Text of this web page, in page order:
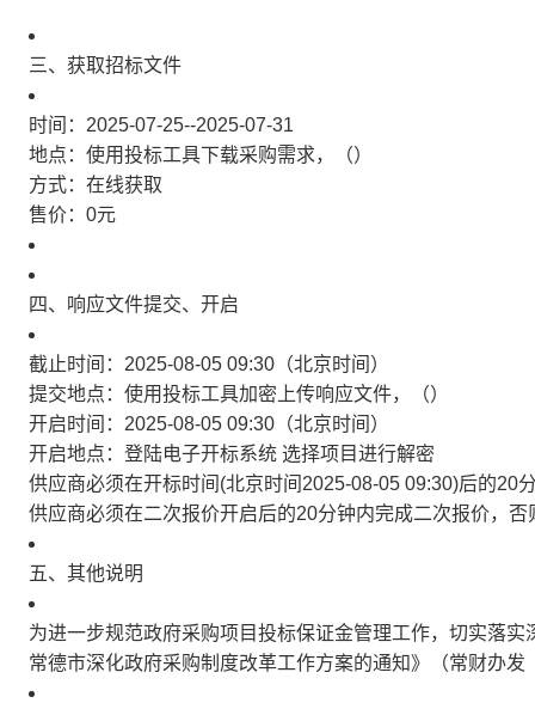
三、获取招标文件
时间：2025-07-25--2025-07-31
地点：使用投标工具下载采购需求，（）
方式：在线获取
售价：0元
四、响应文件提交、开启
截止时间：2025-08-05 09:30（北京时间）
提交地点：使用投标工具加密上传响应文件，（）
开启时间：2025-08-05 09:30（北京时间）
开启地点：登陆电子开标系统 选择项目进行解密
供应商必须在开标时间(北京时间2025-08-05 09:30)后的20
供应商必须在二次报价开启后的20分钟内完成二次报价，
五、其他说明
为进一步规范政府采购项目投标保证金管理工作，切实落
常德市深化政府采购制度改革工作方案的通知》（常财办